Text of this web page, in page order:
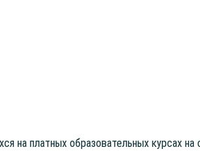
на плат­ных обра­зо­ва­тель­ных кур­сах